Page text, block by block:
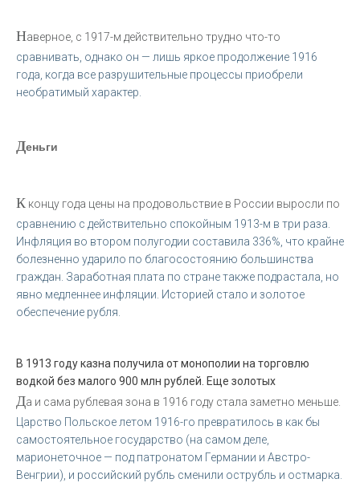
Наверное, с 1917-м действительно трудно что-то
сравнивать, однако он — лишь яркое продолжение 1916
года, когда все разрушительные процессы приобрели
необратимый характер.
Деньги
К концу года цены на продовольствие в России выросли по
сравнению с действительно спокойным 1913-м в три раза.
Инфляция во втором полугодии составила 336%, что крайне
болезненно ударило по благосостоянию большинства
граждан. Заработная плата по стране также подрастала, но
явно медленнее инфляции. Историей стало и золотое
обеспечение рубля.
В 1913 году казна получила от монополии на торговлю
водкой без малого 900 млн рублей. Еще золотых
Да и сама рублевая зона в 1916 году стала заметно меньше.
Царство Польское летом 1916-го превратилось в как бы
самостоятельное государство (на самом деле,
марионеточное — под патронатом Германии и Австро-
Венгрии), и российский рубль сменили острубль и остмарка.